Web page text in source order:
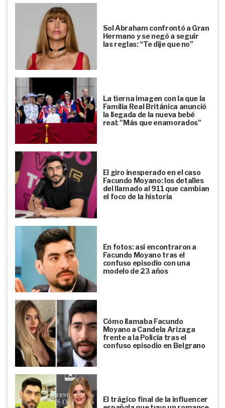
Sol Abraham confrontó a Gran
Hermano y se negó a seguir
las reglas: “Te dije que no”
La tierna imagen con la que la
Familia Real Británica anunció
la llegada de la nueva bebé
real: "Más que enamorados"
El giro inesperado en el caso
Facundo Moyano: los detalles
del llamado al 911 que cambian
el foco de la historia
En fotos: así encontraron a
Facundo Moyano tras el
confuso episodio con una
modelo de 23 años
Cómo llamaba Facundo
Moyano a Candela Arizaga
frente a la Policía tras el
confuso episodio en Belgrano
El trágico final de la influencer